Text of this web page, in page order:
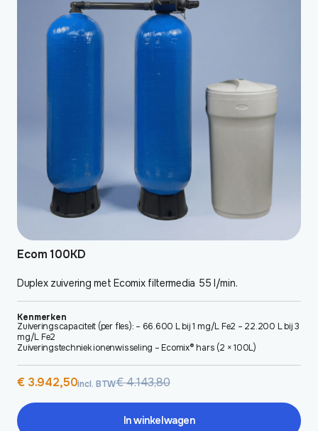
Ecom 100KD
Duplex zuivering met Ecomix filtermedia 55 l/min.
Kenmerken
Zuiveringscapaciteit (per fles): – 66.600 L bij 1 mg/L Fe2 – 22.200 L bij 3
mg/L Fe2
Zuiveringstechniek ionenwisseling – Ecomix® hars (2 × 100L)
€4.143,80
Oorspronkelijke
was:
€ 4.143,80.
€3.942,50
Huidige
is:
€ 3.942,50.
incl. BTW
In winkelwagen